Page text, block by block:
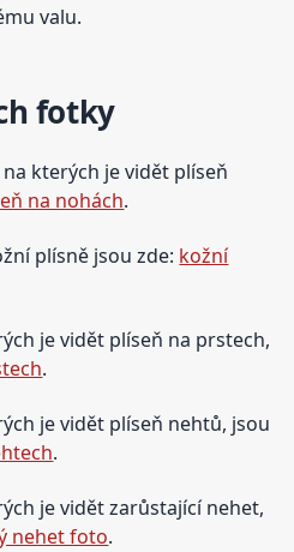
valu.
fotky
kterých je vidět plíseň
na nohách.
plísně jsou zde: kožní
je vidět plíseň na prstech,
.
je vidět plíseň nehtů, jsou
.
je vidět zarůstající nehet,
nehet foto.